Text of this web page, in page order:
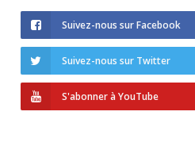
Suivez-nous sur Facebook
Suivez-nous sur Twitter
S'abonner à YouTube